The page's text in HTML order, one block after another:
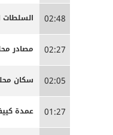
02:48 السلطات
02:27 مصادر
02:05 سكان
01:27 عمدة